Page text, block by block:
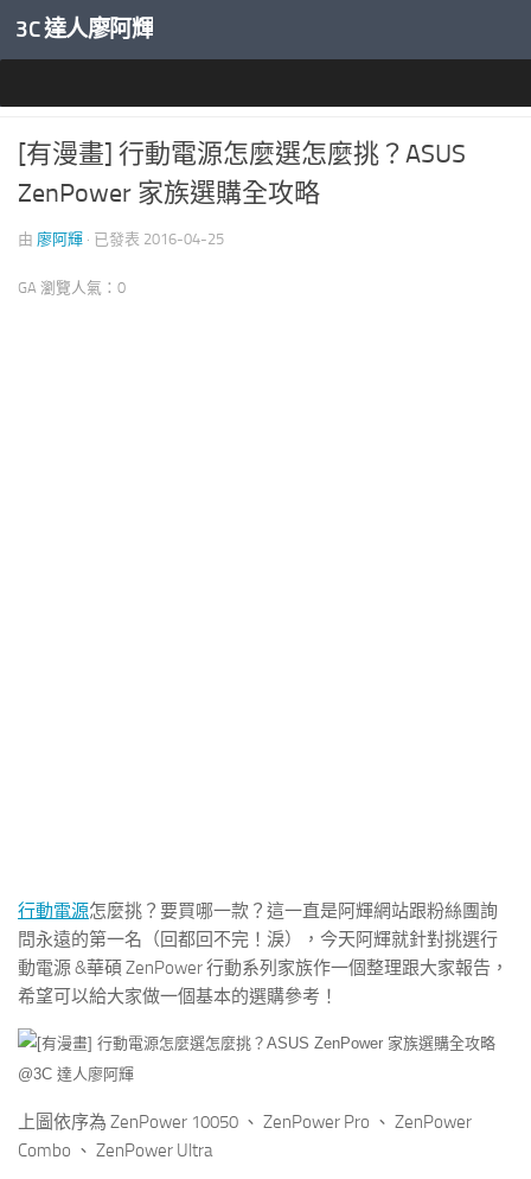
內文下方
3C 達人廖阿輝
[有漫畫] 行動電源怎麼選怎麼挑？ASUS
ZenPower 家族選購全攻略
由 廖阿輝 · 已發表 2016-04-25
GA 瀏覽人氣：0
行動電源怎麼挑？要買哪一款？這一直是阿輝網站跟粉絲團詢
問永遠的第一名（回都回不完！淚），今天阿輝就針對挑選行
動電源 &華碩 ZenPower 行動系列家族作一個整理跟大家報告，
希望可以給大家做一個基本的選購參考！
上圖依序為 ZenPower 10050 、 ZenPower Pro 、 ZenPower
Combo 、 ZenPower Ultra